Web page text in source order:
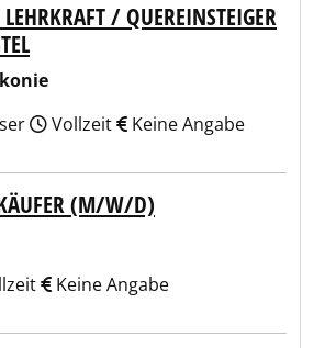
/ QUEREINSTEIGER
Vollzeit Keine Angabe
(M/W/D)
Keine Angabe